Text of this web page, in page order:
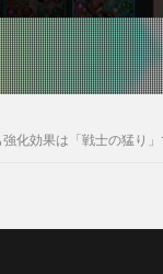
化効果は「戦士の猛り